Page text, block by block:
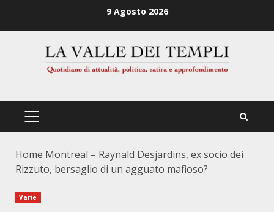
9 Agosto 2026
PRIMÄRES
Home Montreal – Raynald Desjardins, ex socio dei
Rizzuto, bersaglio di un agguato mafioso?
Varie